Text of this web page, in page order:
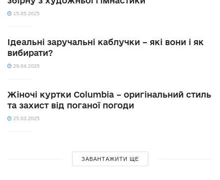
15.05.2025
Ідеальні заручальні каблучки – які вони і як
вибирати?
29.04.2025
Жіночі куртки Columbia – оригінальний стиль
та захист від поганої погоди
25.03.2025
ЗАВАНТАЖИТИ ЩЕ